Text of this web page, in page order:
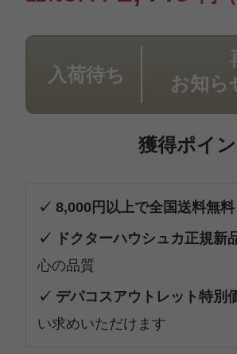
入荷待ち
お知ら
獲得ポイン
✓ 8,000円以上で全国送料無料
✓ ドクターハウシュカ正規新
心の品質
✓ デパコスアウトレット特別
い求めいただけます